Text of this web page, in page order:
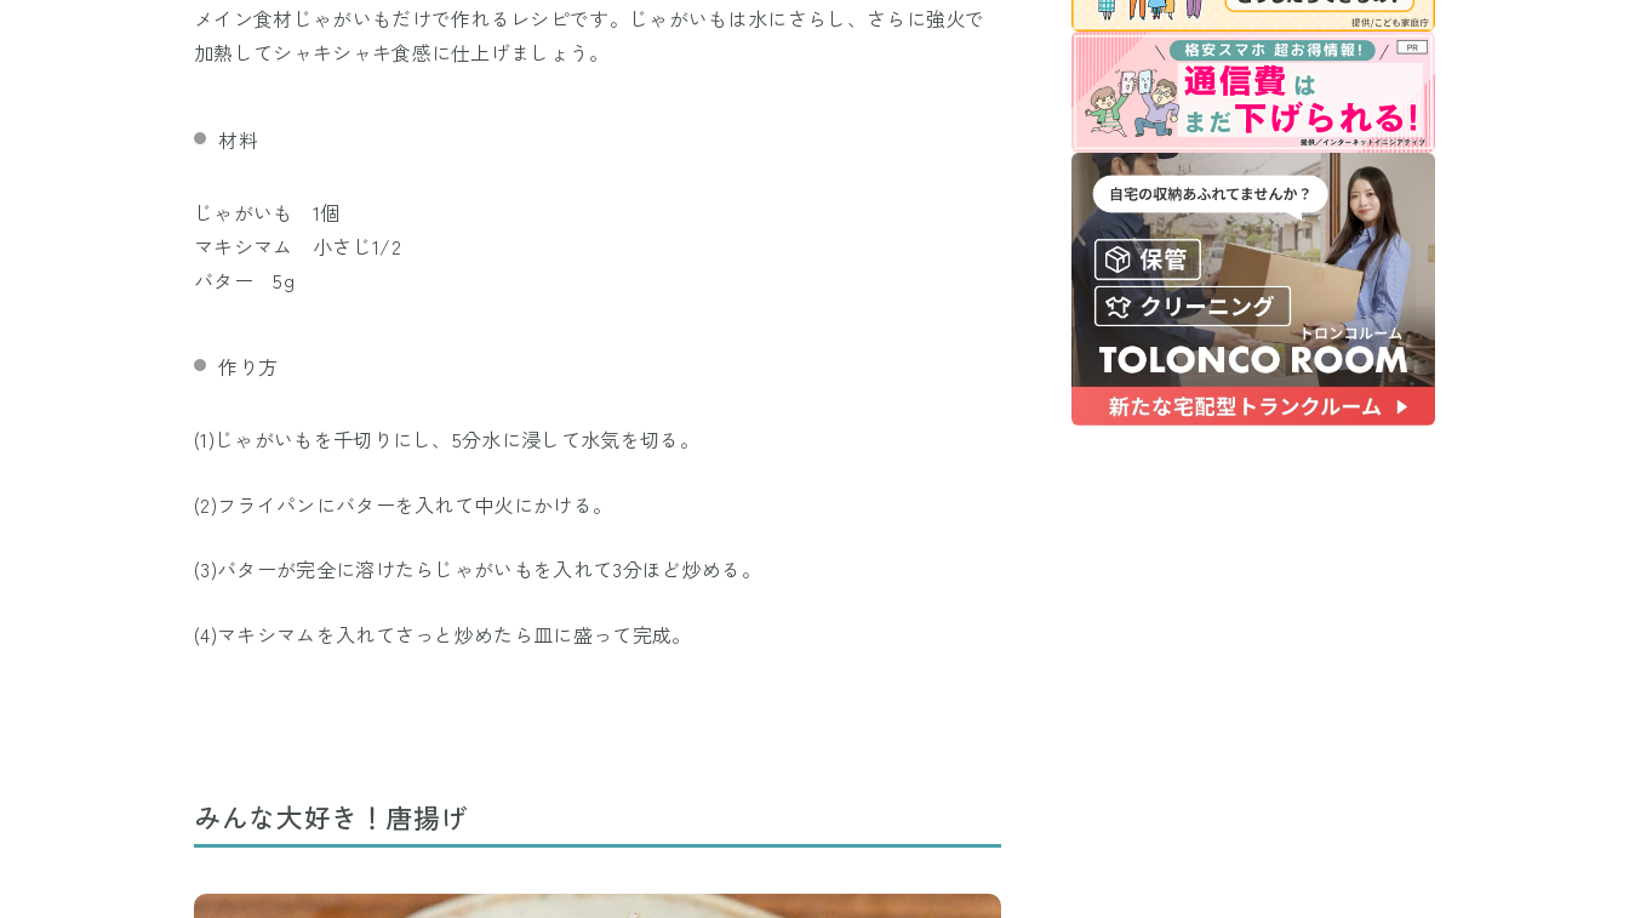
メイン食材じゃがいもだけで作れるレシピです。じゃがいもは水にさらし、さらに強火で
加熱してシャキシャキ食感に仕上げましょう。
材料
じゃがいも 1個
マキシマム 小さじ1/2
バター 5g
作り方
(1)じゃがいもを千切りにし、5分水に浸して水気を切る。
(2)フライパンにバターを入れて中火にかける。
(3)バターが完全に溶けたらじゃがいもを入れて3分ほど炒める。
(4)マキシマムを入れてさっと炒めたら皿に盛って完成。
みんな大好き！唐揚げ